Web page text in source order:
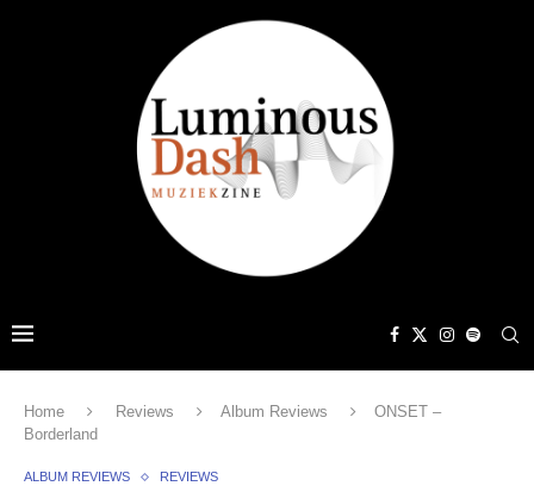
Home Reviews Album Reviews
ONSET –
Borderland
ALBUM REVIEWS REVIEWS